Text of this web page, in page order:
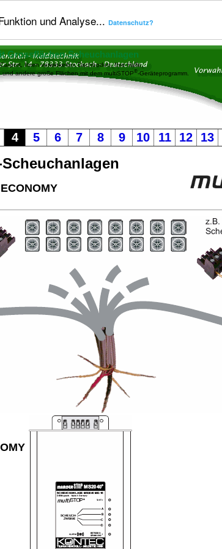
und Analyse... Datenschutz?
Grossflächen-Scheuchanlagen
Ihren verwinkelten Dachboden, Ihre Halle,
andere große Flächen mit dem multiSTOP®-Geräteprogramm.
4 5 6 7 8 9 10 11 12 13